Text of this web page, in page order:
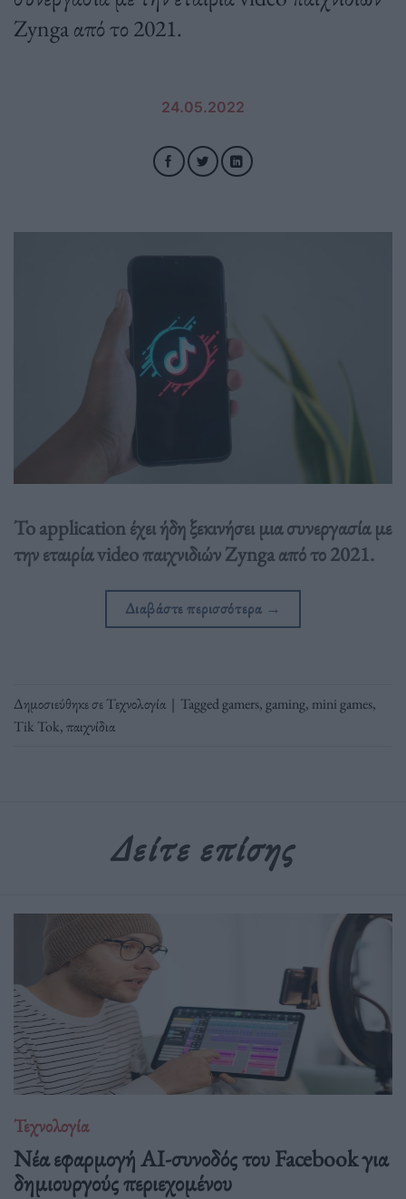
Zynga από το 2021.
24.05.2022
To application έχει ήδη ξεκινήσει μια συνεργασία με
την εταιρία video παιχνιδιών Zynga από το 2021.
Διαβάστε περισσότερα →
Δημοσιεύθηκε σεΤεχνολογία | Taggedgamers, gaming, mini games,
Tik Tok,παιχνίδια
Δείτε επίσης
Τεχνολογία
Νέα εφαρμογή AI-συνοδός του Facebook για
δημιουργούς περιεχομένου